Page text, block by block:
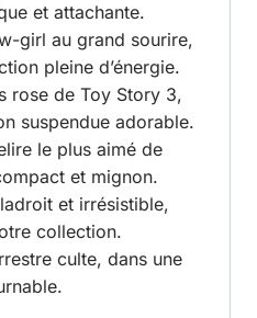
et attachante.
girl au grand sourire,
pleine d’énergie.
rose de Toy Story 3,
suspendue adorable.
le plus aimé de
et mignon.
et irrésistible,
collection.
culte, dans une